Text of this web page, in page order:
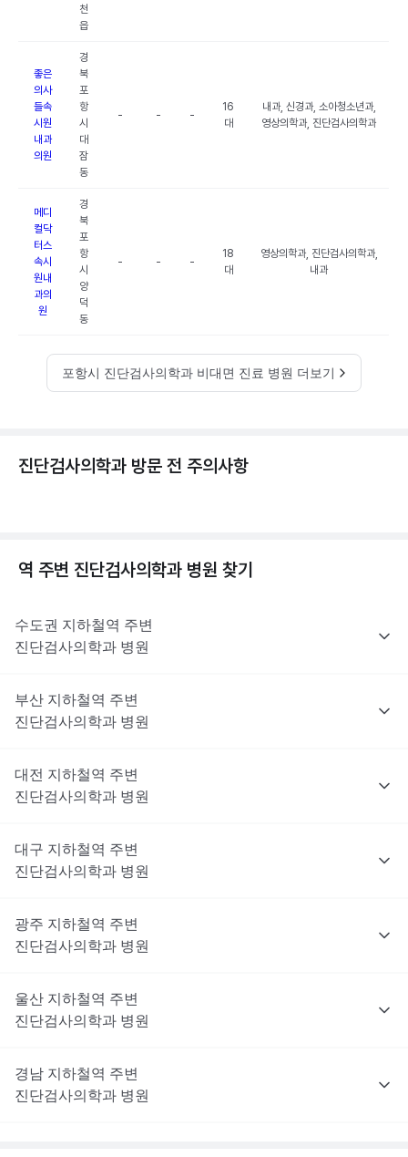
천
읍
좋은
의사
들속
시원
내과
의원
경
북
포
항
시
대
잠
동
- - -
16
대
내과, 신경과, 소아청소년과,
영상의학과, 진단검사의학과
메디
컬닥
터스
속시
원내
과의
원
경
북
포
항
시
양
덕
동
- - -
18
대
영상의학과, 진단검사의학과,
내과
포항시 진단검사의학과 비대면 진료 병원 더보기
진단검사의학과 방문 전 주의사항
역 주변 진단검사의학과 병원 찾기
수도권 지하철역 주변
진단검사의학과 병원
부산 지하철역 주변
진단검사의학과 병원
대전 지하철역 주변
진단검사의학과 병원
대구 지하철역 주변
진단검사의학과 병원
광주 지하철역 주변
진단검사의학과 병원
울산 지하철역 주변
진단검사의학과 병원
경남 지하철역 주변
진단검사의학과 병원